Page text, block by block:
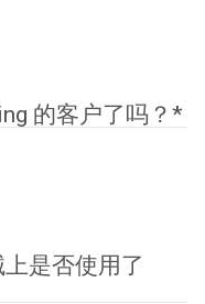
的客户了吗？ *
是否使用了